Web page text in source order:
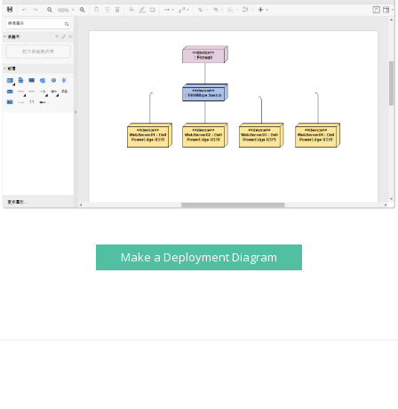
Make a Deployment Diagram